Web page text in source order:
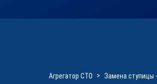
Агрегатор СТО Замена ступицы